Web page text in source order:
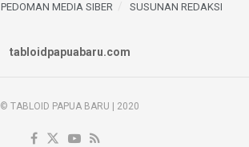
PEDOMAN MEDIA SIBER SUSUNAN REDAKSI
tabloidpapuabaru.com
© TABLOID PAPUA BARU | 2020